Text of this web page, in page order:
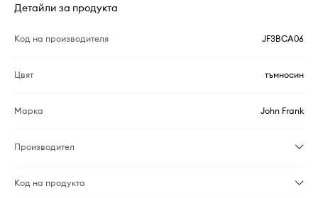
Детайли за продукта
Код на производителя JF3BCA06
Цвят тъмносин
Марка John Frank
Производител
Код на продукта